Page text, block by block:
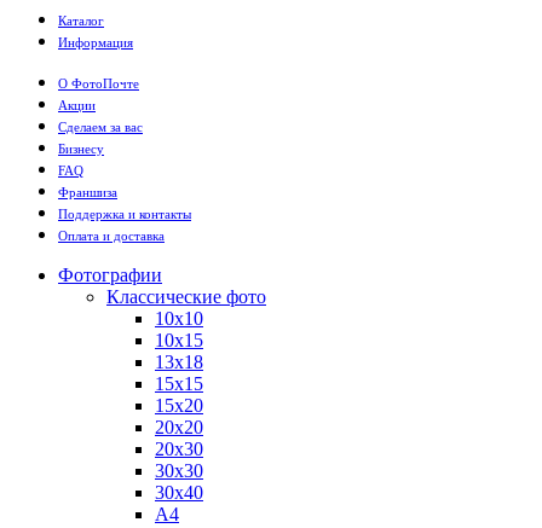
Каталог
Информация
О ФотоПочте
Акции
Сделаем за вас
Бизнесу
FAQ
Франшиза
Поддержка и контакты
Оплата и доставка
Фотографии
Классические фото
10х10
10х15
13х18
15х15
15х20
20х20
20х30
30х30
30х40
А4